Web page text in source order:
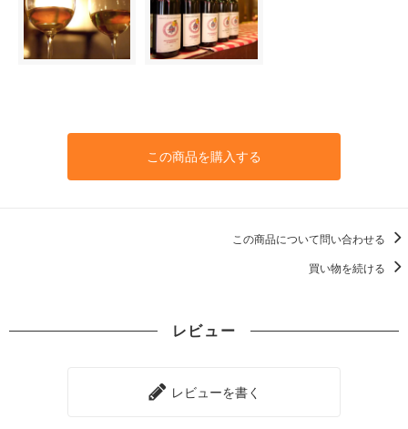
この商品を購入する
この商品について問い合わせる
買い物を続ける
レビュー
レビューを書く